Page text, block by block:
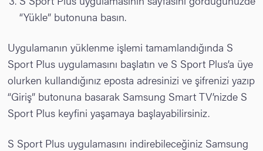
“Yükle” butonuna basın.
Uygulamanın yüklenme işlemi tamamlandığında S
Sport Plus uygulamasını başlatın ve S Sport Plus’a üye
olurken kullandığınız eposta adresinizi ve şifrenizi yazıp
“Giriş” butonuna basarak Samsung Smart TV’nizde S
Sport Plus keyfini yaşamaya başlayabilirsiniz.
S Sport Plus uygulamasını indirebileceğiniz Samsung